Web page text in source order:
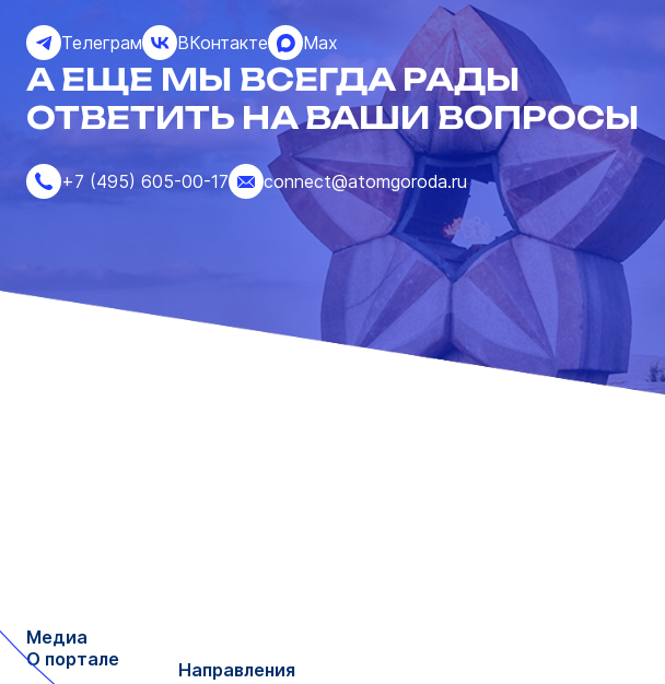
Телеграм ВКонтакте Max
А ЕЩЕ МЫ ВСЕГДА РАДЫ
ОТВЕТИТЬ НА ВАШИ ВОПРОСЫ
+7 (495) 605-00-17 connect@atomgoroda.ru
Медиа
О портале
Направления